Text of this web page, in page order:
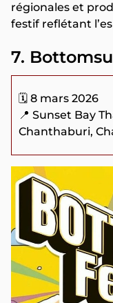
régionales et
festif reflétant
7.
🗓️ 8 mars 2026
📍 Sunset Bay
Chanthaburi,